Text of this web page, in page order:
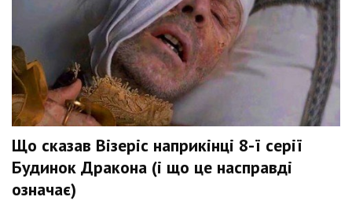
Що сказав Візеріс наприкінці 8-ї серії
Будинок Дракона (і що це насправді
означає)